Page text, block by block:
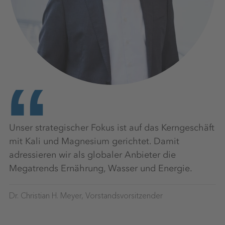
Unser strategischer Fokus ist auf das Kerngeschäft
mit Kali und Magnesium gerichtet. Damit
adressieren wir als globaler Anbieter die
Megatrends Ernährung, Wasser und Energie.
Dr. Christian H. Meyer, Vorstandsvorsitzender